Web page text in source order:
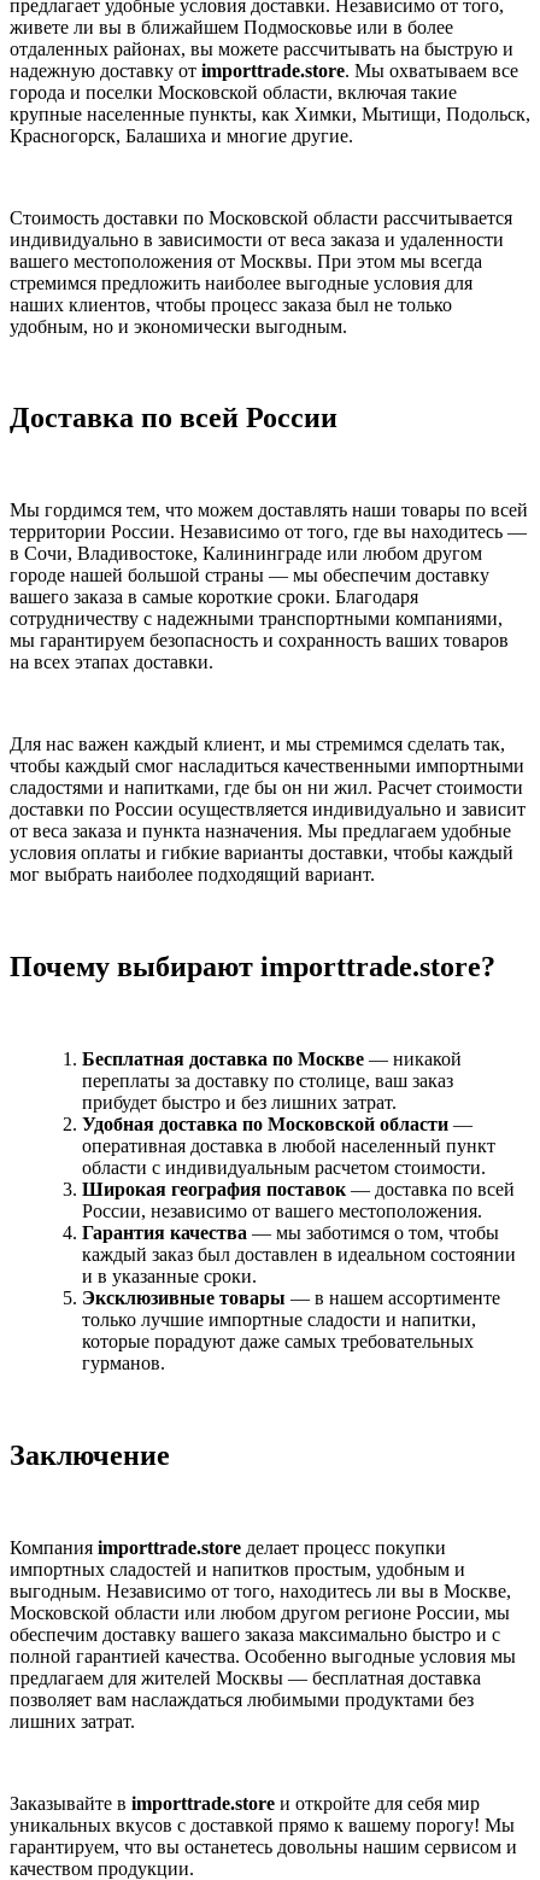
предлагает удобные условия доставки. Независимо от того,
живете ли вы в ближайшем Подмосковье или в более
отдаленных районах, вы можете рассчитывать на быструю и
надежную доставку от importtrade.store. Мы охватываем все
города и поселки Московской области, включая такие
крупные населенные пункты, как Химки, Мытищи, Подольск,
Красногорск, Балашиха и многие другие.
Стоимость доставки по Московской области рассчитывается
индивидуально в зависимости от веса заказа и удаленности
вашего местоположения от Москвы. При этом мы всегда
стремимся предложить наиболее выгодные условия для
наших клиентов, чтобы процесс заказа был не только
удобным, но и экономически выгодным.
Доставка по всей России
Мы гордимся тем, что можем доставлять наши товары по всей
территории России. Независимо от того, где вы находитесь —
в Сочи, Владивостоке, Калининграде или любом другом
городе нашей большой страны — мы обеспечим доставку
вашего заказа в самые короткие сроки. Благодаря
сотрудничеству с надежными транспортными компаниями,
мы гарантируем безопасность и сохранность ваших товаров
на всех этапах доставки.
Для нас важен каждый клиент, и мы стремимся сделать так,
чтобы каждый смог насладиться качественными импортными
сладостями и напитками, где бы он ни жил. Расчет стоимости
доставки по России осуществляется индивидуально и зависит
от веса заказа и пункта назначения. Мы предлагаем удобные
условия оплаты и гибкие варианты доставки, чтобы каждый
мог выбрать наиболее подходящий вариант.
Почему выбирают importtrade.store?
Бесплатная доставка по Москве — никакой
переплаты за доставку по столице, ваш заказ
прибудет быстро и без лишних затрат.
Удобная доставка по Московской области —
оперативная доставка в любой населенный пункт
области с индивидуальным расчетом стоимости.
Широкая география поставок — доставка по всей
России, независимо от вашего местоположения.
Гарантия качества — мы заботимся о том, чтобы
каждый заказ был доставлен в идеальном состоянии
и в указанные сроки.
Эксклюзивные товары — в нашем ассортименте
только лучшие импортные сладости и напитки,
которые порадуют даже самых требовательных
гурманов.
Заключение
Компания importtrade.store делает процесс покупки
импортных сладостей и напитков простым, удобным и
выгодным. Независимо от того, находитесь ли вы в Москве,
Московской области или любом другом регионе России, мы
обеспечим доставку вашего заказа максимально быстро и с
полной гарантией качества. Особенно выгодные условия мы
предлагаем для жителей Москвы — бесплатная доставка
позволяет вам наслаждаться любимыми продуктами без
лишних затрат.
Заказывайте в importtrade.store и откройте для себя мир
уникальных вкусов с доставкой прямо к вашему порогу! Мы
гарантируем, что вы останетесь довольны нашим сервисом и
качеством продукции.